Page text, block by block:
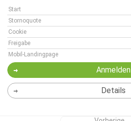
Start
Stornoquote
Cookie
Freigabe
Mobil-Landingpage
Anmelden
Details